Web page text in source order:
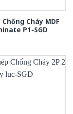
Chống Cháy MDF
P1-SGD